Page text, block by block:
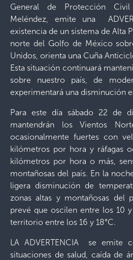
General de Protección
Meléndez, emite una
existencia de un sistema de Alta
norte del Golfo de México
Unidos, orienta una Cuña
Esta situación continuará
sobre nuestro país, de
experimentará una disminución
Para este día sábado 22 de
mantendrán los Vientos
ocasionalmente fuertes con
kilómetros por hora y ráfagas
kilómetros por hora o más,
montañosas del país. En la
ligera disminución de
zonas altas y montañosas del
prevé que oscilen entre los 10
territorio entre los 16 y 18°C.
LA ADVERTENCIA se emite
situaciones de salud, caída de